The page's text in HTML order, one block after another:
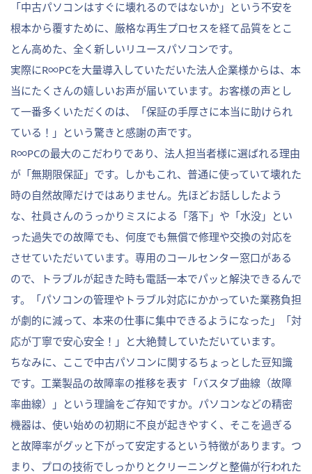
「中古パソコンはすぐに壊れるのではないか」という不安を
根本から覆すために、厳格な再生プロセスを経て品質をとこ
とん高めた、全く新しいリユースパソコンです。
実際にR∞PCを大量導入していただいた法人企業様からは、本
当にたくさんの嬉しいお声が届いています。お客様の声とし
て一番多くいただくのは、「保証の手厚さに本当に助けられ
ている！」という驚きと感謝の声です。
R∞PCの最大のこだわりであり、法人担当者様に選ばれる理由
が「無期限保証」です。しかもこれ、普通に使っていて壊れた
時の自然故障だけではありません。先ほどお話ししたよう
な、社員さんのうっかりミスによる「落下」や「水没」とい
った過失での故障でも、何度でも無償で修理や交換の対応を
させていただいています。専用のコールセンター窓口がある
ので、トラブルが起きた時も電話一本でパッと解決できるんで
す。「パソコンの管理やトラブル対応にかかっていた業務負担
が劇的に減って、本来の仕事に集中できるようになった」「対
応が丁寧で安心安全！」と大絶賛していただいています。
ちなみに、ここで中古パソコンに関するちょっとした豆知識
です。工業製品の故障率の推移を表す「バスタブ曲線（故障
率曲線）」という理論をご存知ですか。パソコンなどの精密
機器は、使い始めの初期に不良が起きやすく、そこを過ぎる
と故障率がグッと下がって安定するという特徴があります。つ
まり、プロの技術でしっかりとクリーニングと整備が行われた